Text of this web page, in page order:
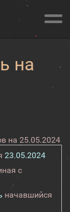
на
на 25.05.2024
23.05.2024
с
начавшийся